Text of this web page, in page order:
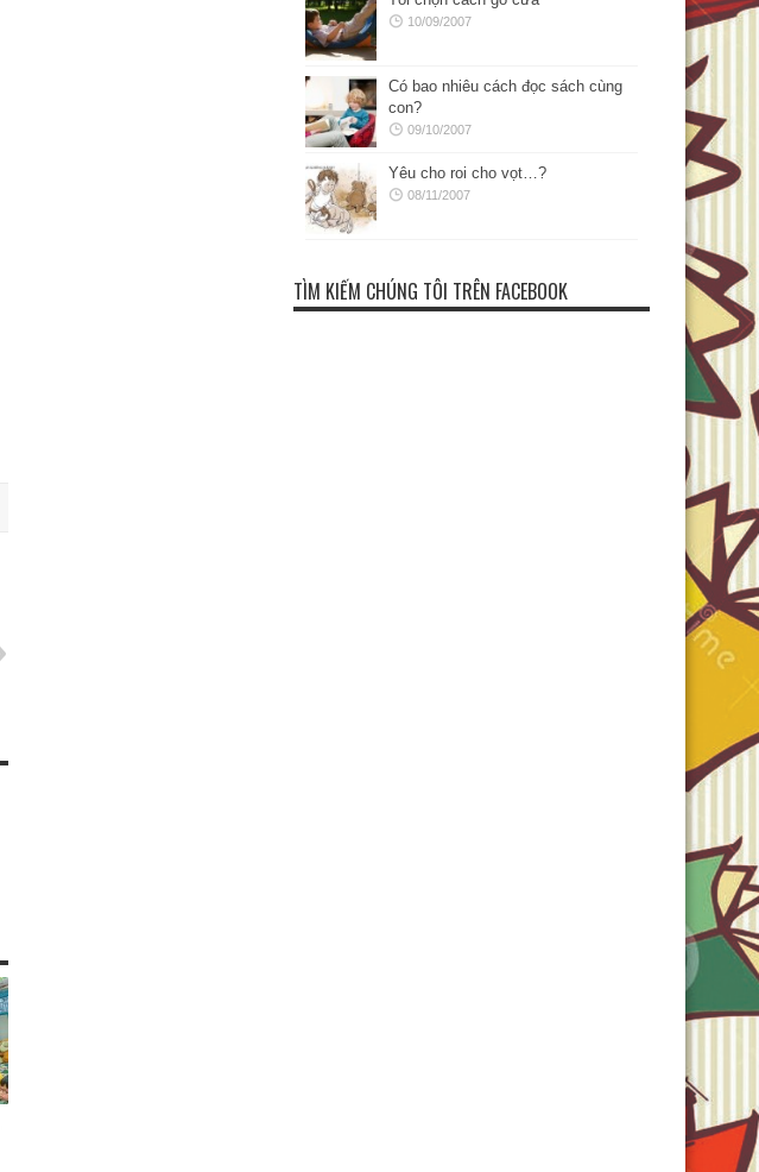
10/09/2007
Có bao nhiêu cách đọc sách cùng
con?
09/10/2007
Yêu cho roi cho vọt…?
08/11/2007
TÌM KIẾM CHÚNG TÔI TRÊN FACEBOOK